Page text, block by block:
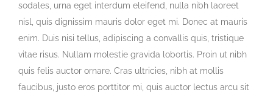
sodales, urna eget interdum eleifend, nulla nibh laoreet
nisl, quis dignissim mauris dolor eget mi. Donec at mauris
enim. Duis nisi tellus, adipiscing a convallis quis, tristique
vitae risus. Nullam molestie gravida lobortis. Proin ut nibh
quis felis auctor ornare. Cras ultricies, nibh at mollis
faucibus, justo eros porttitor mi, quis auctor lectus arcu sit